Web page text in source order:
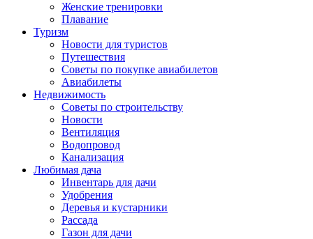
Женские тренировки
Плавание
Туризм
Новости для туристов
Путешествия
Советы по покупке авиабилетов
Авиабилеты
Недвижимость
Советы по строительству
Новости
Вентиляция
Водопровод
Канализация
Любимая дача
Инвентарь для дачи
Удобрения
Деревья и кустарники
Рассада
Газон для дачи